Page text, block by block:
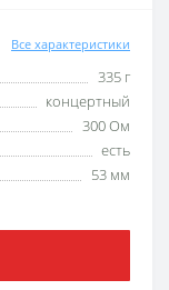
Все характеристики
335 г
концертный
300 Ом
есть
53 мм